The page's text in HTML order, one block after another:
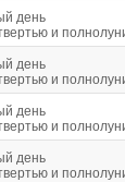
день
и
день
и
день
и
день
и